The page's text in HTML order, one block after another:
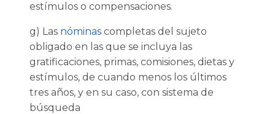
estímulos o compensaciones.
g) Las nóminas completas del sujeto
obligado en las que se incluya las
gratificaciones, primas, comisiones, dietas y
estímulos, de cuando menos los últimos
tres años, y en su caso, con sistema de
búsqueda